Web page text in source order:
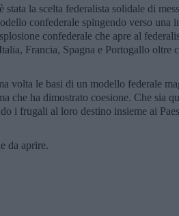
stata la scelta federalista solidale di
confederale spingendo verso una
confederale che apre al
Francia, Spagna e Portogallo oltre
volta le basi di un modello federale
che ha dimostrato coesione. Che sia
i frugali al loro destino insieme ai
da aprire.